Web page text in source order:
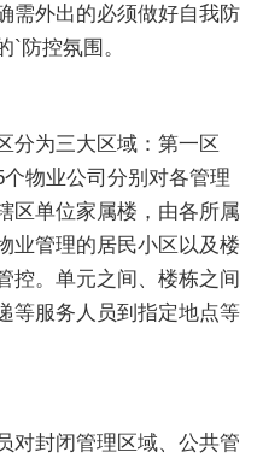
需外出的必须做好自我防
`防控氛围。
分为三大区域：第一区
物业公司分别对各管理
区单位家属楼，由各所属
业管理的居民小区以及楼
控。单元之间、楼栋之间
等服务人员到指定地点等
对封闭管理区域、公共管